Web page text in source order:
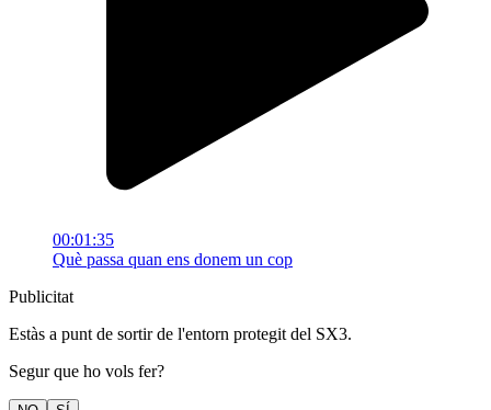
00:01:35
Què passa quan ens donem un cop
Publicitat
Estàs a punt de sortir de l'entorn protegit del SX3.
Segur que ho vols fer?